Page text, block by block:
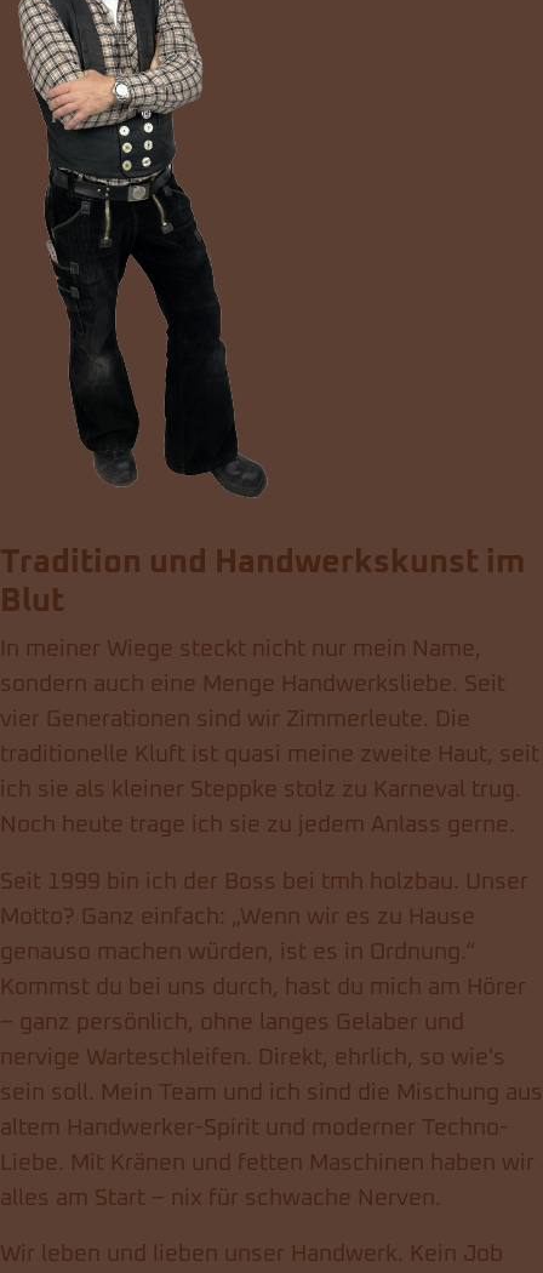
Tradition und Handwerkskunst im
Blut
In meiner Wiege steckt nicht nur mein Name,
sondern auch eine Menge Handwerksliebe. Seit
vier Generationen sind wir Zimmerleute. Die
traditionelle Kluft ist quasi meine zweite Haut, seit
ich sie als kleiner Steppke stolz zu Karneval trug.
Noch heute trage ich sie zu jedem Anlass gerne.
Seit 1999 bin ich der Boss bei tmh holzbau. Unser
Motto? Ganz einfach: „Wenn wir es zu Hause
genauso machen würden, ist es in Ordnung.“
Kommst du bei uns durch, hast du mich am Hörer
– ganz persönlich, ohne langes Gelaber und
nervige Warteschleifen. Direkt, ehrlich, so wie's
sein soll. Mein Team und ich sind die Mischung aus
altem Handwerker-Spirit und moderner Techno-
Liebe. Mit Kränen und fetten Maschinen haben wir
alles am Start – nix für schwache Nerven.
Wir leben und lieben unser Handwerk. Kein Job